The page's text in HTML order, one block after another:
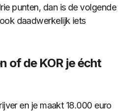
punten, dan is de volgende
daadwerkelijk iets
of de KOR je écht
en je maakt 18.000 euro